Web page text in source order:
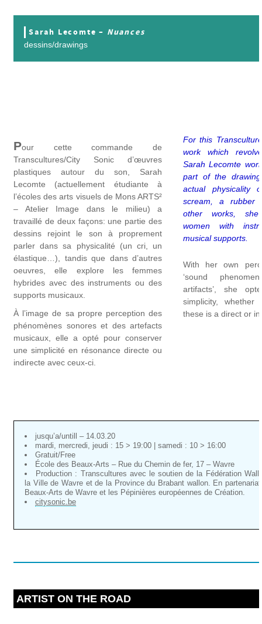
Sarah Lecomte – Nuances
dessins/drawings
Pour cette commande de
Transcultures/City Sonic d’œuvres
plastiques autour du son, Sarah
Lecomte (actuellement étudiante à
l’écoles des arts visuels de Mons ARTS²
– Atelier Image dans le milieu) a
travaillé de deux façons: une partie des
dessins rejoint le son à proprement
parler dans sa physicalité (un cri, un
élastique…), tandis que dans d’autres
oeuvres, elle explore les femmes
hybrides avec des instruments ou des
supports musicaux.
À l’image de sa propre perception des
phénomènes sonores et des artefacts
musicaux, elle a opté pour conserver
une simplicité en résonance directe ou
indirecte avec ceux-ci.
For this
work which
Sarah Lecomte
part of the
actual physicality
scream, a rubber
other works, she
women with
musical supports.
With her own
‘sound
artifacts’, she
simplicity,
these is a direct or
jusqu’a/untill – 14.03.20
mardi, mercredi, jeudi : 15 > 19:00 | samedi : 10 > 16:00
Gratuit/Free
École des Beaux-Arts – Rue du Chemin de fer, 17 – Wavre
Production : Transcultures avec le soutien de la Fédération
la Ville de Wavre et de la Province du Brabant wallon. En
Beaux-Arts de Wavre et les Pépinières européennes de Création.
citysonic.be
ARTIST ON THE ROAD